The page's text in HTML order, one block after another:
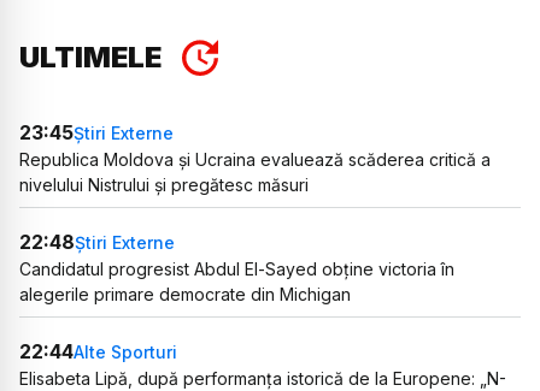
ULTIMELE
23:45Știri Externe
Republica Moldova și Ucraina evaluează scăderea critică a
nivelului Nistrului și pregătesc măsuri
22:48Știri Externe
Candidatul progresist Abdul El-Sayed obține victoria în
alegerile primare democrate din Michigan
22:44Alte Sporturi
Elisabeta Lipă, după performanța istorică de la Europene: „N-